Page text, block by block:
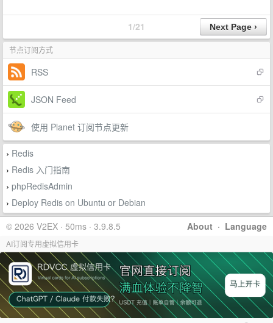
1/21
节点订阅方式
RSS
JSON Feed
使用 Planet 订阅节点更新
› Redis
› Redis 入门指南
› phpRedisAdmin
› Deploy Redis on Ubuntu or Debian
About · Language
© 2026 V2EX · 50ms · 3.9.8.5
AI订阅专用虚拟信用卡